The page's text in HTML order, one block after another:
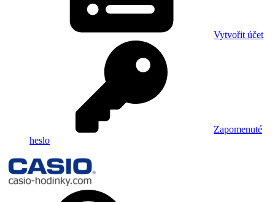
Vytvořit účet
Zapomenuté
heslo